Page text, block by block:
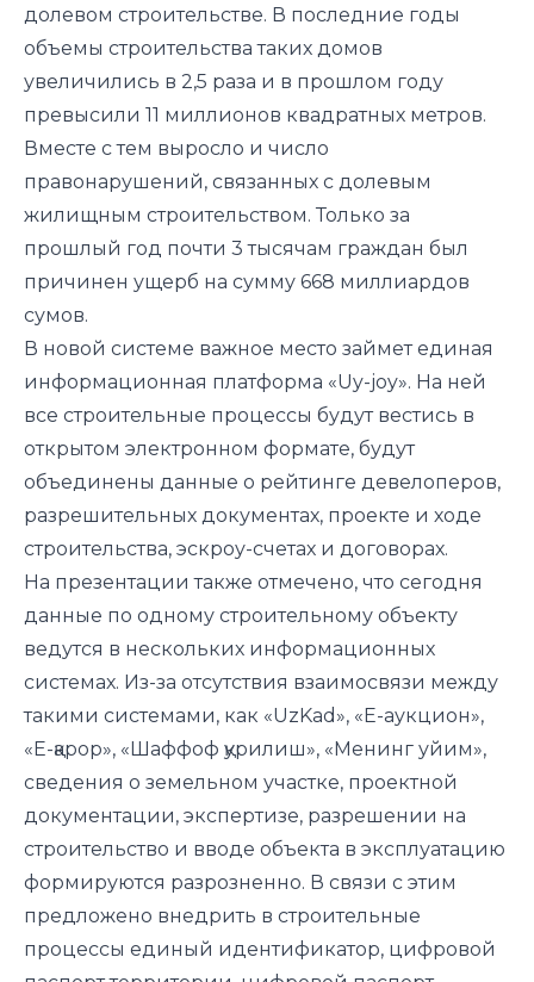
долевом строительстве. В последние годы
объемы строительства таких домов
увеличились в 2,5 раза и в прошлом году
превысили 11 миллионов квадратных метров.
Вместе с тем выросло и число
правонарушений, связанных с долевым
жилищным строительством. Только за
прошлый год почти 3 тысячам граждан был
причинен ущерб на сумму 668 миллиардов
сумов.
В новой системе важное место займет единая
информационная платформа «Uy-joy». На ней
все строительные процессы будут вестись в
открытом электронном формате, будут
объединены данные о рейтинге девелоперов,
разрешительных документах, проекте и ходе
строительства, эскроу-счетах и договорах.
На презентации также отмечено, что сегодня
данные по одному строительному объекту
ведутся в нескольких информационных
системах. Из-за отсутствия взаимосвязи между
такими системами, как «UzKad», «E-аукцион»,
«E-қарор», «Шаффоф қурилиш», «Менинг уйим»,
сведения о земельном участке, проектной
документации, экспертизе, разрешении на
строительство и вводе объекта в эксплуатацию
формируются разрозненно. В связи с этим
предложено внедрить в строительные
процессы единый идентификатор, цифровой